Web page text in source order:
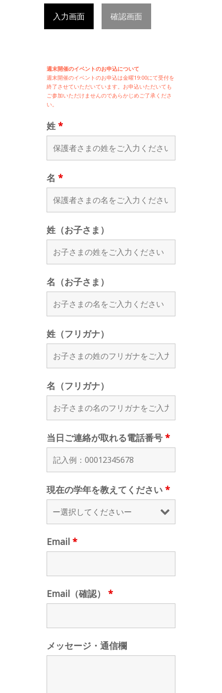
入力画面 確認画面
週末開催のイベントのお申込について
週末開催のイベントのお申込は金曜19:00にて受付を
終了させていただいています。お申込いただいても
ご参加いただけませんのであらかじめご了承くださ
い。
姓 *
名 *
姓（お子さま）
名（お子さま）
姓（フリガナ）
名（フリガナ）
当日ご連絡が取れる電話番号 *
現在の学年を教えてください *
Email *
Email（確認） *
メッセージ・通信欄